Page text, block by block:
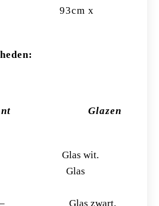
cm 93cm x
front Glazen
wit.
– Glas
– Glas zwart.